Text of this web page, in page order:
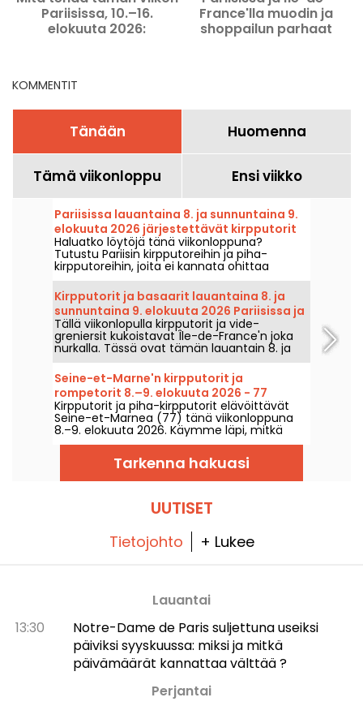
Pariisissa, 10.–16.
elokuuta 2026:
France'lla muodin ja
shoppailun parhaat
KOMMENTIT
Tänään Huomenna
Tämä viikonloppu Ensi viikko
Pariisissa lauantaina 8. ja sunnuntaina 9.
elokuuta 2026 järjestettävät kirpputorit
ja rompetorit – viikonlopun ohjelma
Haluatko löytöjä tänä viikonloppuna?
Tutustu Pariisin kirpputoreihin ja piha-
kirpputoreihin, joita ei kannata ohittaa
lauantaina 8. ja sunnuntaina 9. elokuuta
2026 – täydellinen tilaisuus napata hyviä
tarjouksia.
Kirpputorit ja basaarit lauantaina 8. ja
sunnuntaina 9. elokuuta 2026 Pariisissa ja
Île-de-France -alueella – viikonlopun
ohjelma
Tällä viikonlopulla kirpputorit ja vide-
greniersit kukoistavat Île-de-France'n joka
nurkalla. Tässä ovat tämän lauantain 8. ja
sunnuntain 9. elokuuta 2026 löydettävät
tapahtumat – kiertelyyn, penkomiseen ja
ehkä sen harvinaisimman helmestä kiinni
saamiseen.
Seine-et-Marne'n kirpputorit ja
rompetorit 8.–9. elokuuta 2026 - 77
Kirpputorit ja piha-kirpputorit elävöittävät
Seine-et-Marnea (77) tänä viikonloppuna
8.–9. elokuuta 2026. Käymme läpi, mitkä
tapahtumat teitä odottavat!
Tarkenna hakuasi
UUTISET
Tietojohto + Lukee
Lauantai
13:30
Notre-Dame de Paris suljettuna useiksi
päiviksi syyskuussa: miksi ja mitkä
päivämäärät kannattaa välttää ?
Perjantai